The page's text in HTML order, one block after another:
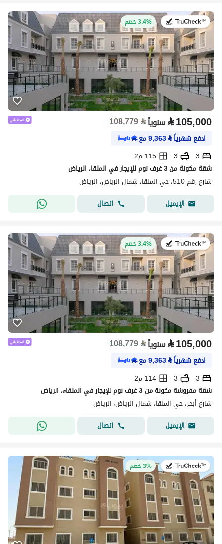
في:27 يوليو 20263.4% خصم
⃁105,000 سنوياً⃁
108,779
ادفع شهرياً⃁
9,363مع
3
3
115 م2
شقة مكونة من 3 غرف نوم للإيجار في الملقا، الرياض
شارع رقم 510، حي الملقا، شمال الرياض، الرياض
الإيميل
اتصال
في:27 يوليو 20263.4% خصم
⃁105,000 سنوياً⃁
108,779
ادفع شهرياً⃁
9,363مع
3
3
114 م2
شقة مفروشة مكونة من 3 غرف نوم للإيجار في الملقاء، الرياض
شارع أبحر، حي الملقا، شمال الرياض، الرياض
الإيميل
اتصال
في:20 يوليو 20263% خصم